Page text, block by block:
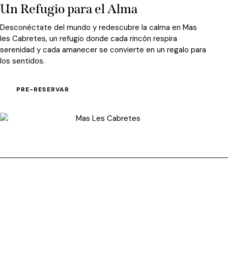
Un Refugio para el Alma
Desconéctate del mundo y redescubre la calma en Mas
les Cabretes, un refugio donde cada rincón respira
serenidad y cada amanecer se convierte en un regalo para
los sentidos.
PRE-RESERVAR